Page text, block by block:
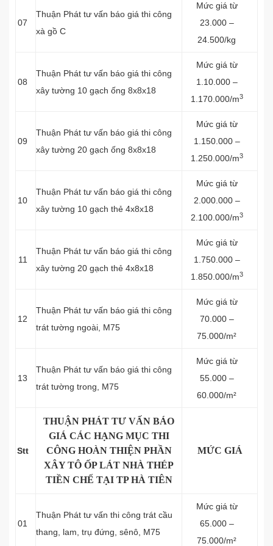
07
Thuận Phát tư vấn báo giá thi công
xà gồ C
Mức giá từ
23.000 –
24.500/kg
08
Thuận Phát tư vấn báo giá thi công
xây tường 10 gạch ống 8x8x18
Mức giá từ
1.10.000 –
1.170.000/m3
09
Thuận Phát tư vấn báo giá thi công
xây tường 20 gạch ống 8x8x18
Mức giá từ
1.150.000 –
1.250.000/m3
10
Thuận Phát tư vấn báo giá thi công
xây tường 10 gạch thẻ 4x8x18
Mức giá từ
2.000.000 –
2.100.000/m3
11
Thuận Phát tư vấn báo giá thi công
xây tường 20 gạch thẻ 4x8x18
Mức giá từ
1.750.000 –
1.850.000/m3
12
Thuận Phát tư vấn báo giá thi công
trát tường ngoài, M75
Mức giá từ
70.000 –
75.000/m²
13
Thuận Phát tư vấn báo giá thi công
trát tường trong, M75
Mức giá từ
55.000 –
60.000/m²
Stt
THUẬN PHÁT TƯ VẤN BÁO
GIÁ CÁC HẠNG MỤC THI
CÔNG HOÀN THIỆN PHẦN
XÂY TÔ ỐP LÁT NHÀ THÉP
TIỀN CHẾ TẠI TP HÀ TIÊN
MỨC GIÁ
01
Thuận Phát tư vấn thi công trát cầu
thang, lam, trụ đứng, sênô, M75
Mức giá từ
65.000 –
75.000/m²